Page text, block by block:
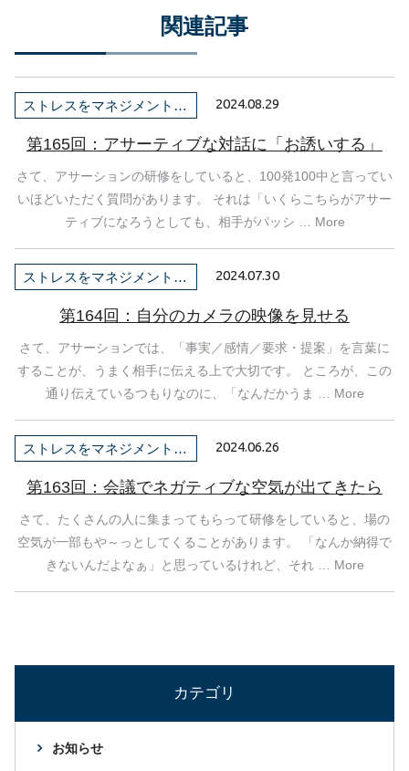
関連記事
ストレスをマネジメントしよう！ 2024.08.29
第165回：アサーティブな対話に「お誘いする」
さて、アサーションの研修をしていると、100発100中と言ってい
いほどいただく質問があります。 それは「いくらこちらがアサー
ティブになろうとしても、相手がパッシ … More
ストレスをマネジメントしよう！ 2024.07.30
第164回：自分のカメラの映像を見せる
さて、アサーションでは、「事実／感情／要求・提案」を言葉に
することが、うまく相手に伝える上で大切です。 ところが、この
通り伝えているつもりなのに、「なんだかうま … More
ストレスをマネジメントしよう！ 2024.06.26
第163回：会議でネガティブな空気が出てきたら
さて、たくさんの人に集まってもらって研修をしていると、場の
空気が一部もや～っとしてくることがあります。 「なんか納得で
きないんだよなぁ」と思っているけれど、それ … More
カテゴリ
お知らせ